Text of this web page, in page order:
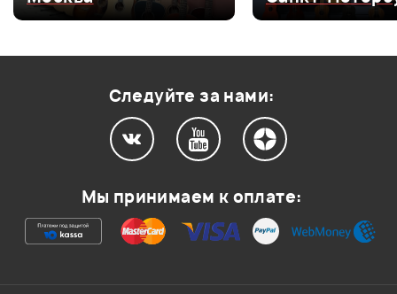
Оценка3
0
Ваша оценка:
Следуйте за нами:
Мы принимаем к оплате: